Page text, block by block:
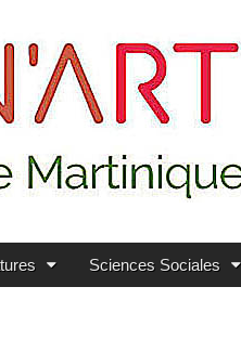
Sciences Sociales